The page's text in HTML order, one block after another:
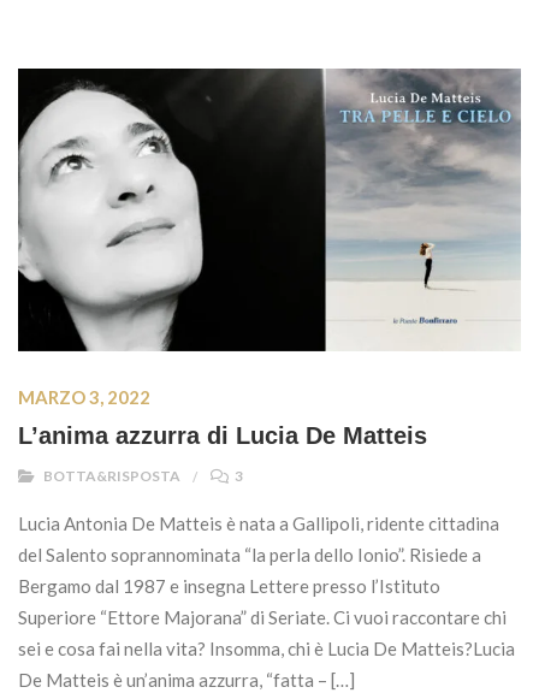
MARZO 3, 2022
L’anima azzurra di Lucia De Matteis
BOTTA&RISPOSTA 3
Lucia Antonia De Matteis è nata a Gallipoli, ridente cittadina
del Salento soprannominata “la perla dello Ionio”. Risiede a
Bergamo dal 1987 e insegna Lettere presso l’Istituto
Superiore “Ettore Majorana” di Seriate. Ci vuoi raccontare chi
sei e cosa fai nella vita? Insomma, chi è Lucia De Matteis?Lucia
De Matteis è un’anima azzurra, “fatta – […]